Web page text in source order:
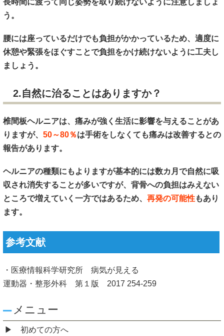
う。
腰には座っているだけでも負担がかかっているため、適度に
休憩や緊張をほぐすことで負担をかけ続けないように工夫し
ましょう。
2.自然に治ることはありますか？
椎間板ヘルニアは、痛みが強く生活に影響を与えることがあ
りますが、 50～80％は手術をしなくても痛みは改善するとの
報告があります。
ヘルニアの種類にもよりますが基本的には数カ月で自然に吸
収され消失することが多いですが、背骨への負担はみえない
ところで増えていく一方ではあるため、 再発の可能性もあり
ます。
参考文献
・医療情報科学研究所 病気が見える
運動器・整形外科 第１版 2017 254-259
メニュー
初めての方へ